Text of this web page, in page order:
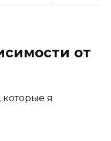
от
я